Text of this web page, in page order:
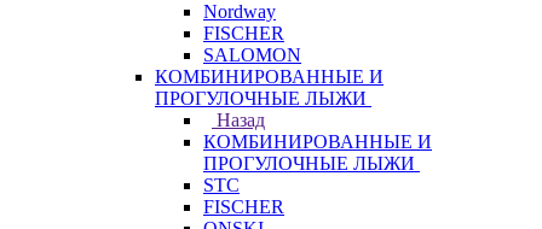
Nordway
FISCHER
SALOMON
КОМБИНИРОВАННЫЕ И
ПРОГУЛОЧНЫЕ ЛЫЖИ
Назад
КОМБИНИРОВАННЫЕ И
ПРОГУЛОЧНЫЕ ЛЫЖИ
STC
FISCHER